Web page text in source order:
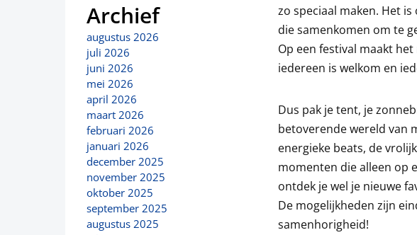
Archief
augustus 2026
juli 2026
juni 2026
mei 2026
april 2026
maart 2026
februari 2026
januari 2026
december 2025
november 2025
oktober 2025
september 2025
augustus 2025
zo speciaal maken. Het
die samenkomen om te
Op een festival maakt
iedereen is welkom en
Dus pak je tent, je
betoverende wereld van
energieke beats, de
momenten die alleen op
ontdek je wel je nieuwe
De mogelijkheden zijn
samenhorigheid!